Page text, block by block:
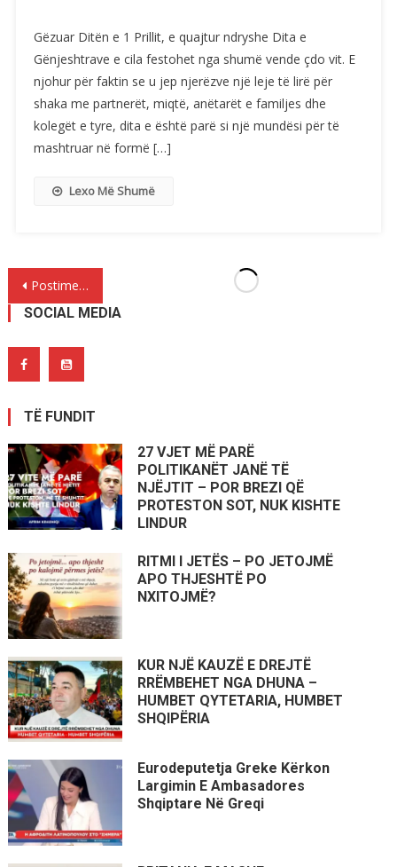
Gëzuar Ditën e 1 Prillit, e quajtur ndryshe Dita e
Gënjeshtrave e cila festohet nga shumë vende çdo vit. E
njohur për faktin se u jep njerëzve një leje të lirë për
shaka me partnerët, miqtë, anëtarët e familjes dhe
kolegët e tyre, dita e është parë si një mundësi për të
mashtruar në formë […]
Lexo Më Shumë
Lëvizje
te
postimet
Postime më të vjetra
SOCIAL MEDIA
TË FUNDIT
27 VJET MË PARË
POLITIKANËT JANË TË
NJËJTIT – POR BREZI QË
PROTESTON SOT, NUK KISHTE
LINDUR
RITMI I JETËS – PO JETOJMË
APO THJESHTË PO
NXITOJMË?
KUR NJË KAUZË E DREJTË
RRËMBEHET NGA DHUNA –
HUMBET QYTETARIA, HUMBET
SHQIPËRIA
Eurodeputetja Greke Kërkon
Largimin E Ambasadores
Shqiptare Në Greqi